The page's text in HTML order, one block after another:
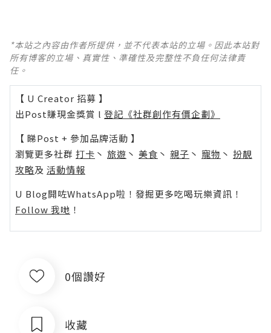
*本站之內容由作者所提供，並不代表本站的立場。因此本站對
所有博客的立場、真實性、準確性及完整性不負任何法律責
任。
【 U Creator 招募 】
出Post賺現金獎賞 l 登記《社群創作有價企劃》
【 睇Post + 參加品牌活動 】
瀏覽更多社群 打卡 丶 旅遊 丶 美食 丶 親子 丶 寵物 丶 扮靚
攻略及 活動情報
U Blog開咗WhatsApp啦！發掘更多吃喝玩樂資訊！
Follow 我哋 ！
0個讚好
收藏